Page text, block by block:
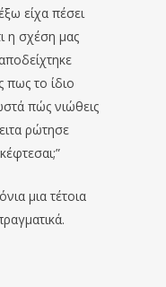
είχα πέσει
η σχέση μας
πως το ίδιο
πώς νιώθεις
ρώτησε
μια τέτοια